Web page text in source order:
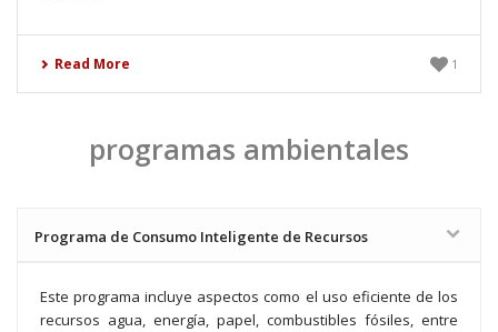
Read More 1
programas ambientales
Programa de Consumo Inteligente de Recursos
Este programa incluye aspectos como el uso eficiente de los
recursos agua, energía, papel, combustibles fósiles, entre